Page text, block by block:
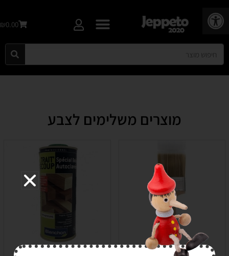
פתח סרגל נגישות
₪0.00
מוצרים משלימים לצבע